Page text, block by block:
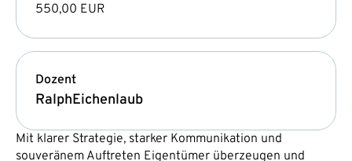
550,00 EUR
Dozent
RalphEichenlaub
Mit klarer Strategie, starker Kommunikation und
souveränem Auftreten Eigentümer überzeugen und